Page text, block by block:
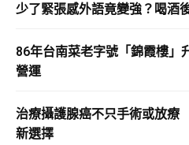
少了緊張感外語竟變強？喝酒
86年台南菜老字號「錦霞樓
營運
治療攝護腺癌不只手術或放
新選擇